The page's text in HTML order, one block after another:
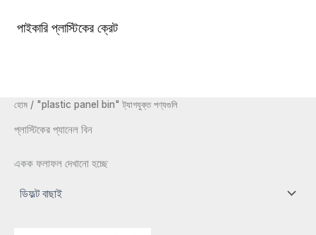
পাইকারি প্লাস্টিকের ক্রেট
হোম / "plastic panel bin" ট্যাগযুক্ত পণ্যগুলি
প্লাস্টিকের প্যানেল বিন
একক ফলাফল দেখানো হচ্ছে